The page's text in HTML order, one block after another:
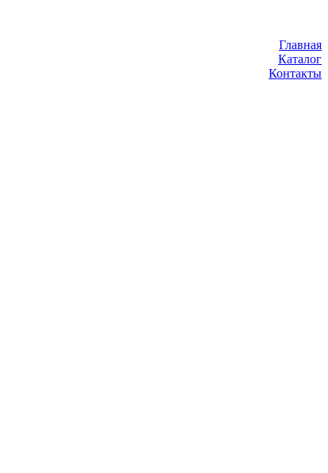
Главная
Каталог
Контакты